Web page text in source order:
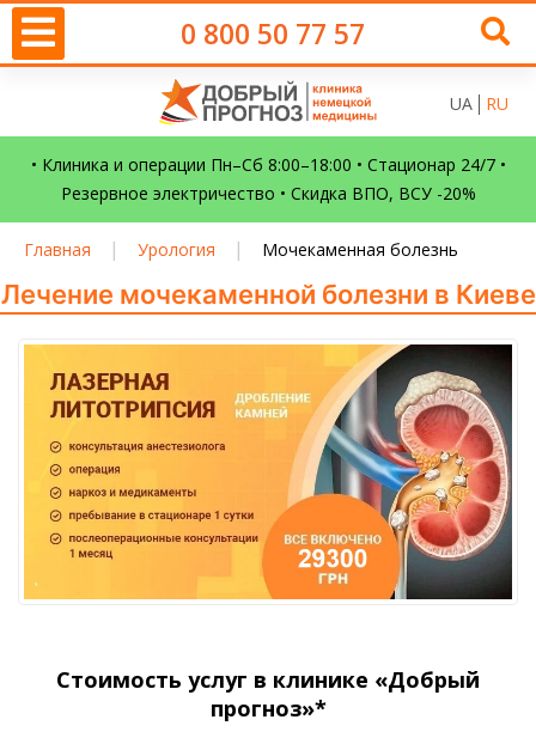
0 800 50 77 57
UA RU
• Клиника и операции Пн–Сб 8:00–18:00 • Стационар 24/7 •
Резервное электричество • Скидка ВПО, ВСУ -20%
Главная | Урология | Мочекаменная болезнь
Лечение мочекаменной болезни в Киеве
Стоимость услуг в клинике «Добрый
прогноз»*